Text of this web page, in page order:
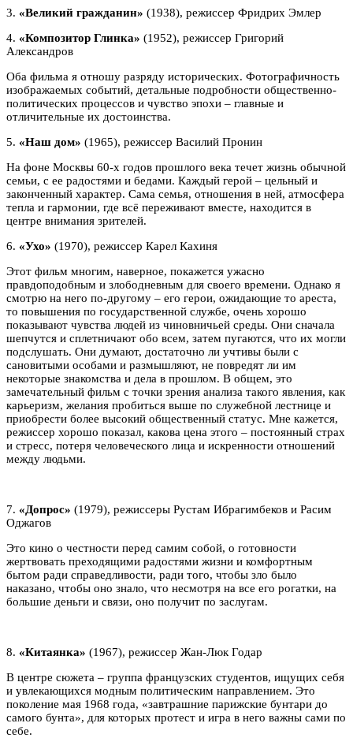
3. «Великий гражданин» (1938), режиссер Фридрих Эмлер
4. «Композитор Глинка» (1952), режиссер Григорий
Александров
Оба фильма я отношу разряду исторических. Фотографичность
изображаемых событий, детальные подробности общественно-
политических процессов и чувство эпохи – главные и
отличительные их достоинства.
5. «Наш дом» (1965), режиссер Василий Пронин
На фоне Москвы 60-х годов прошлого века течет жизнь обычной
семьи, с ее радостями и бедами. Каждый герой – цельный и
законченный характер. Сама семья, отношения в ней, атмосфера
тепла и гармонии, где всё переживают вместе, находится в
центре внимания зрителей.
6. «Ухо» (1970), режиссер Карел Кахиня
Этот фильм многим, наверное, покажется ужасно
правдоподобным и злободневным для своего времени. Однако я
смотрю на него по-другому – его герои, ожидающие то ареста,
то повышения по государственной службе, очень хорошо
показывают чувства людей из чиновничьей среды. Они сначала
шепчутся и сплетничают обо всем, затем пугаются, что их могли
подслушать. Они думают, достаточно ли учтивы были с
сановитыми особами и размышляют, не повредят ли им
некоторые знакомства и дела в прошлом. В общем, это
замечательный фильм с точки зрения анализа такого явления, как
карьеризм, желания пробиться выше по служебной лестнице и
приобрести более высокий общественный статус. Мне кажется,
режиссер хорошо показал, какова цена этого – постоянный страх
и стресс, потеря человеческого лица и искренности отношений
между людьми.
7. «Допрос» (1979), режиссеры Рустам Ибрагимбеков и Расим
Оджагов
Это кино о честности перед самим собой, о готовности
жертвовать преходящими радостями жизни и комфортным
бытом ради справедливости, ради того, чтобы зло было
наказано, чтобы оно знало, что несмотря на все его рогатки, на
большие деньги и связи, оно получит по заслугам.
8. «Китаянка» (1967), режиссер Жан-Люк Годар
В центре сюжета – группа французских студентов, ищущих себя
и увлекающихся модным политическим направлением. Это
поколение мая 1968 года, «завтрашние парижские бунтари до
самого бунта», для которых протест и игра в него важны сами по
себе.